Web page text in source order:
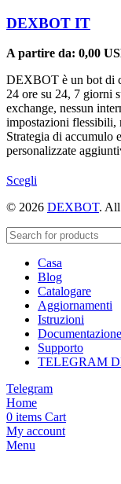
DEXBOT IT
A partire da: 0,00
DEXBOT è un bot di
24 ore su 24, 7 giorni
exchange, nessun
impostazioni flessibili,
Strategia di accumulo
personalizzate
Scegli
ha
varianti.
opzioni
possono
essere
scelte
nella
pagina
del
prodotto
© 2026 DEXBOT. All
Casa
Blog
Catalogare
Aggiornamenti
Istruzioni
Documentazione
Supporto
TELEGRAM
Telegram
Home
0 items Cart
My account
Menu